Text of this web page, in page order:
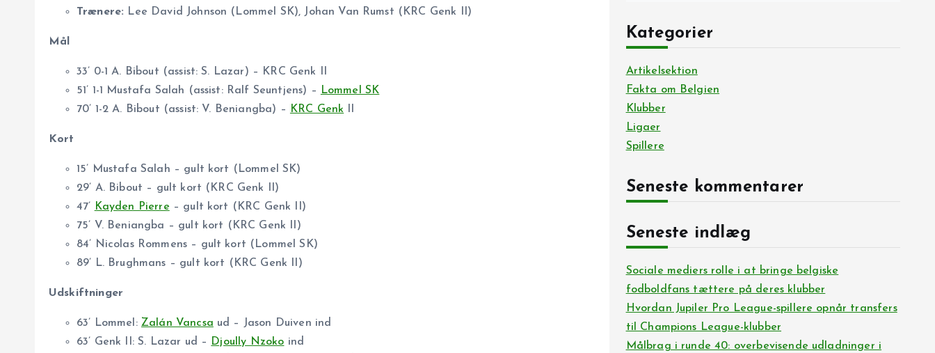
Trænere: Lee David Johnson (Lommel SK), Johan Van Rumst (KRC Genk II)
Mål
33’ 0-1 A. Bibout (assist: S. Lazar) – KRC Genk II
51’ 1-1 Mustafa Salah (assist: Ralf Seuntjens) – Lommel SK
70’ 1-2 A. Bibout (assist: V. Beniangba) – KRC Genk II
Kort
15’ Mustafa Salah – gult kort (Lommel SK)
29’ A. Bibout – gult kort (KRC Genk II)
47’ Kayden Pierre – gult kort (KRC Genk II)
75’ V. Beniangba – gult kort (KRC Genk II)
84’ Nicolas Rommens – gult kort (Lommel SK)
89’ L. Brughmans – gult kort (KRC Genk II)
Udskiftninger
63’ Lommel: Zalán Vancsa ud – Jason Duiven ind
63’ Genk II: S. Lazar ud – Djoully Nzoko ind
Kategorier
Artikelsektion
Fakta om Belgien
Klubber
Ligaer
Spillere
Seneste kommentarer
Seneste indlæg
Sociale mediers rolle i at bringe belgiske
fodboldfans tættere på deres klubber
Hvordan Jupiler Pro League-spillere opnår transfers
til Champions League-klubber
Målbrag i runde 40: overbevisende udladninger i